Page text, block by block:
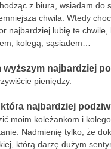
z biura, wsiadam do
chwila. Wtedy
najbardziej lubię te
kolegą, sąsiadem…
wyższym najbardziej
pieniędzy.
najbardziej
moim koleżankom i
Nadmienię tylko, że
którą darzę dużym